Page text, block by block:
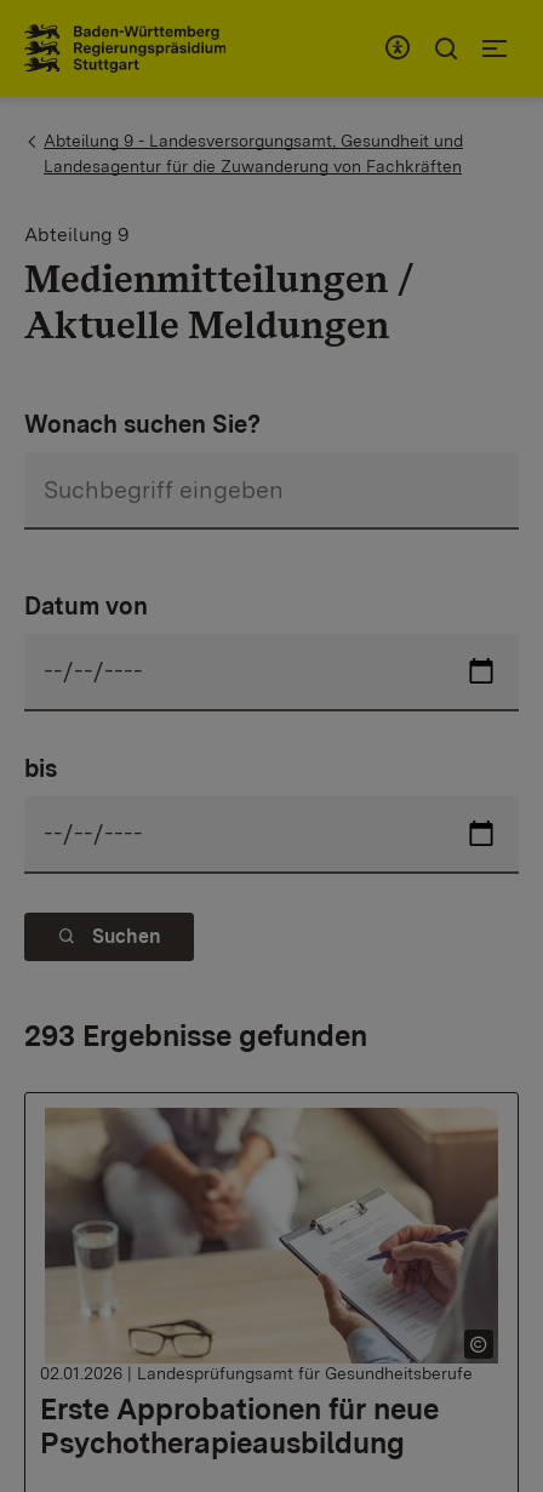
You are here:
Abteilung 9 - Landesversorgungsamt, Gesundheit und
Landesagentur für die Zuwanderung von Fachkräften
Abteilung 9
Medienmitteilungen /
Aktuelle Meldungen
Wonach suchen Sie?
Datum von
bis
Suchen
293 Ergebnisse gefunden
Erste Approbationen für neue
Psychotherapieausbildung
02.01.2026 | Landesprüfungsamt für Gesundheitsberufe